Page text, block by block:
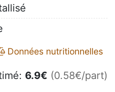
Données nutritionnelles
6.9€ (0.58€/part)